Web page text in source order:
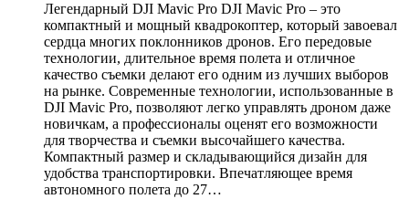
Легендарный DJI Mavic Pro DJI Mavic Pro – это
компактный и мощный квадрокоптер, который завоевал
сердца многих поклонников дронов. Его передовые
технологии, длительное время полета и отличное
качество съемки делают его одним из лучших выборов
на рынке. Современные технологии, использованные в
DJI Mavic Pro, позволяют легко управлять дроном даже
новичкам, а профессионалы оценят его возможности
для творчества и съемки высочайшего качества.
Компактный размер и складывающийся дизайн для
удобства транспортировки. Впечатляющее время
автономного полета до 27…